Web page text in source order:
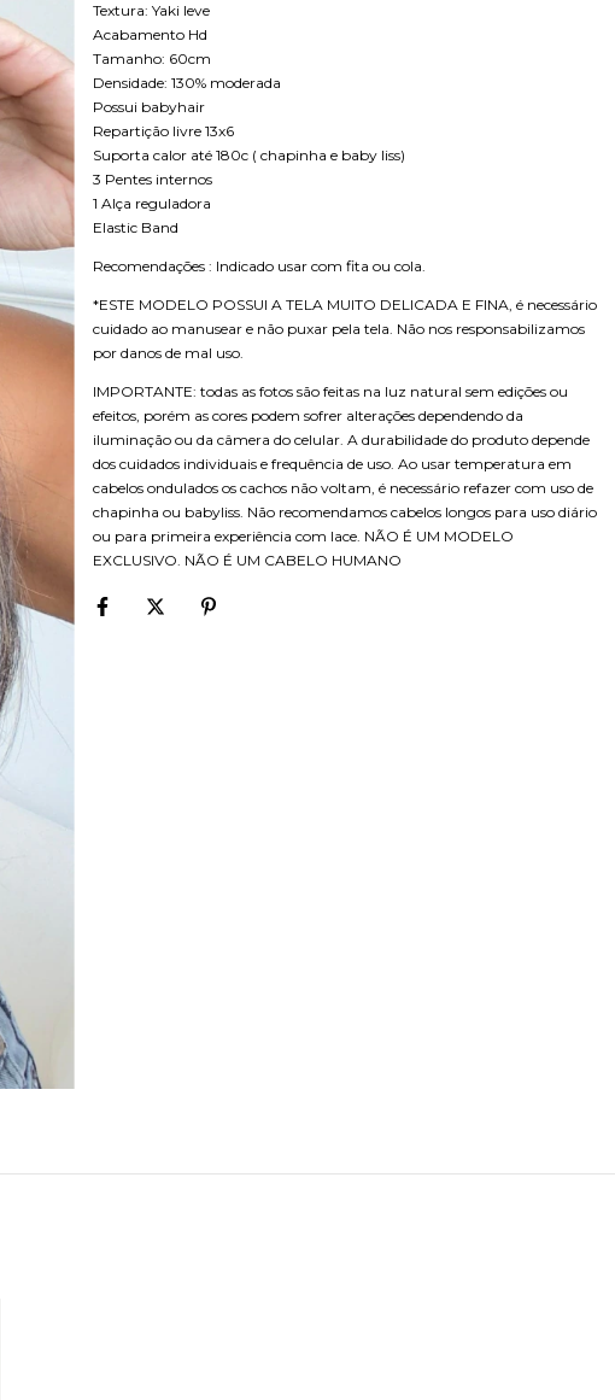
Textura: Yaki leve
Acabamento Hd
Tamanho: 60cm
Densidade: 130% moderada
Possui babyhair
Repartição livre 13x6
Suporta calor até 180c ( chapinha e baby liss)
3 Pentes internos
1 Alça reguladora
Elastic Band
Recomendações : Indicado usar com fita ou cola.
*ESTE MODELO POSSUI A TELA MUITO DELICADA E FINA, é necessário
cuidado ao manusear e não puxar pela tela. Não nos responsabilizamos
por danos de mal uso.
IMPORTANTE: todas as fotos são feitas na luz natural sem edições ou
efeitos, porém as cores podem sofrer alterações dependendo da
iluminação ou da câmera do celular. A durabilidade do produto depende
dos cuidados individuais e frequência de uso. Ao usar temperatura em
cabelos ondulados os cachos não voltam, é necessário refazer com uso de
chapinha ou babyliss. Não recomendamos cabelos longos para uso diário
ou para primeira experiência com lace. NÃO É UM MODELO
EXCLUSIVO. NÃO É UM CABELO HUMANO